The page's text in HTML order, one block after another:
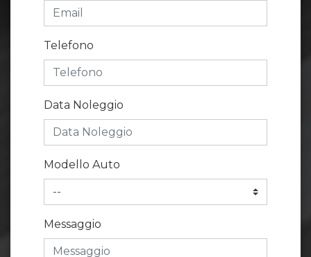
Telefono
Data Noleggio
Modello Auto
Messaggio